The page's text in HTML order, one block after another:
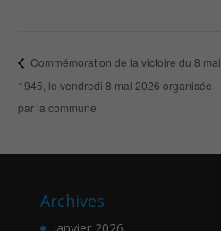
Commémoration de la victoire du 8 mai
1945, le vendredi 8 mai 2026 organisée
par la commune
Archives
janvier 2026